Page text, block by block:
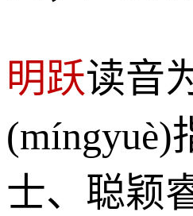
明跃读音
(míngyuè)
士、聪颖